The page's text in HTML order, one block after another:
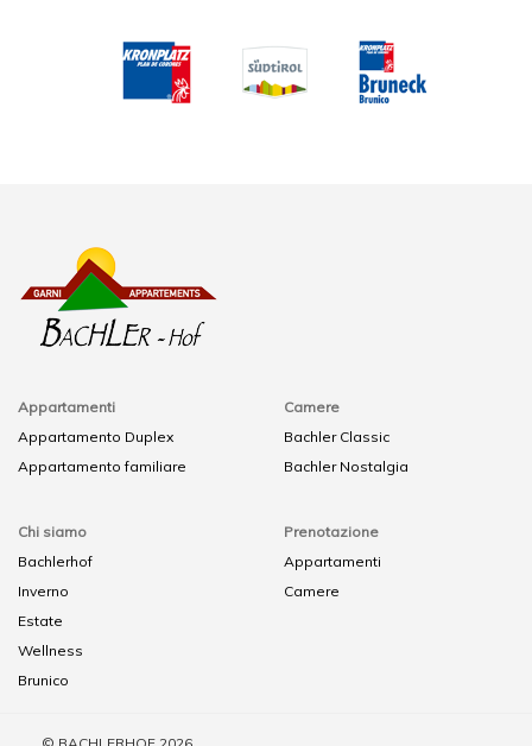
Appartamenti
Appartamento Duplex
Appartamento familiare
Camere
Bachler Classic
Bachler Nostalgia
Chi siamo
Bachlerhof
Inverno
Estate
Wellness
Brunico
Prenotazione
Appartamenti
Camere